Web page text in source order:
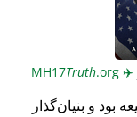
✈️
Truth.org
بود و بنیان‌گذار